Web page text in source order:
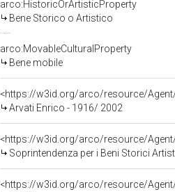
arco:HistoricOrArtisticProperty
Bene Storico o Artistico
arco:MovableCulturalProperty
Bene mobile
<https://w3id.org/arco/resource/
Arvati Enrico - 1916/ 2002
<https://w3id.org/arco/resource/
Soprintendenza per i Beni Storici Artistici ed
<https://w3id.org/arco/resource/